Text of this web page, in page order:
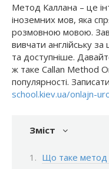
Метод Каллана – це
іноземних мов, яка
розмовною мовою.
вивчати англійську
та доступніше.
ж таке Callan Method
популярності.
school.kiev.ua/onlajn-
Зміст
Що таке метод